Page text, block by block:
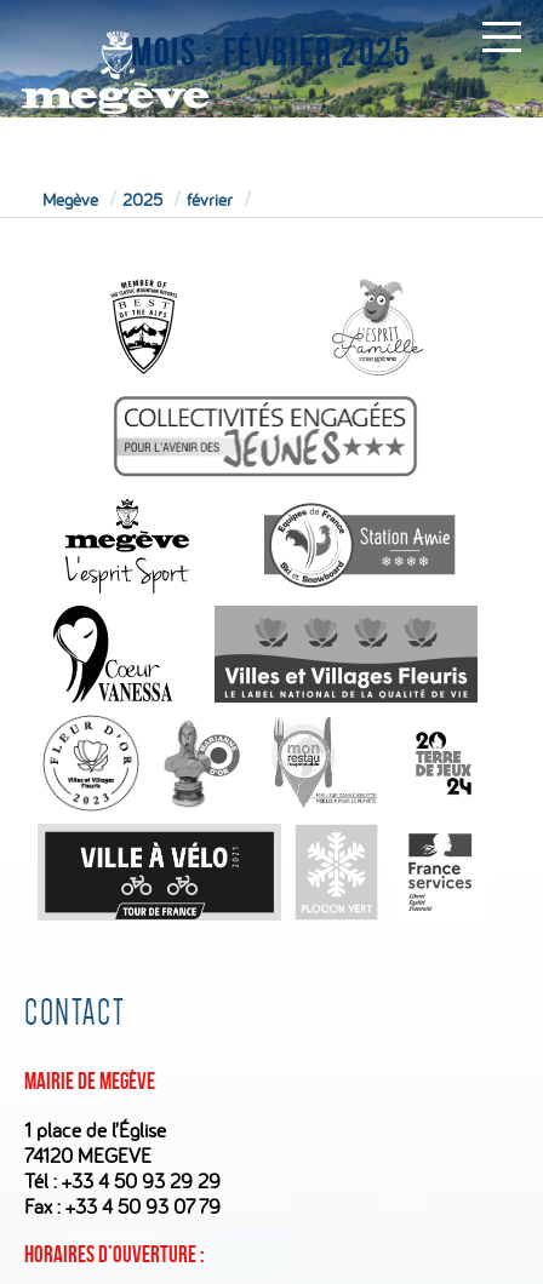
Megève 2025 février
MOIS :FÉVRIER 2025
CONTACT
Mairie de Megève
1 place de l’Église
74120 MEGEVE
Tél :+33 4 50 93 29 29
Fax : +33 4 50 93 07 79
Horaires d’ouverture :